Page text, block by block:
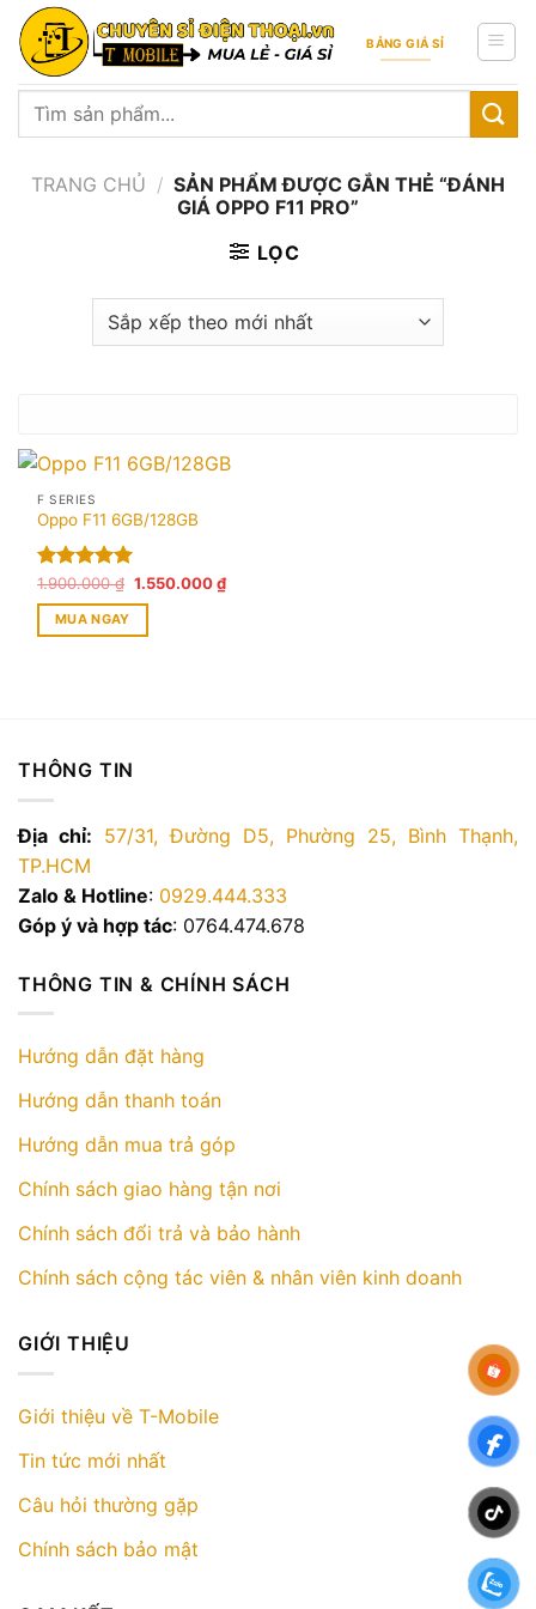
Skip
content
BẢNG GIÁ SỈ
Tìm
TRANG CHỦ / SẢN PHẨM ĐƯỢC GẮN THẺ “ĐÁNH
GIÁ OPPO F11 PRO”
LỌC
F SERIES
Oppo F11 6GB/128GB
Được xếp
hạng5.00
5 sao
1.900.000₫ Giá
1.550.000₫Giá
hiện
MUA NGAY
THÔNG TIN
Địa chỉ: 57/31, Đường D5, Phường 25, Bình Thạnh,
TP.HCM
Zalo & Hotline: 0929.444.333
Góp ý và hợp tác: 0764.474.678
THÔNG TIN & CHÍNH SÁCH
Hướng dẫn đặt hàng
Hướng dẫn thanh toán
Hướng dẫn mua trả góp
Chính sách giao hàng tận nơi
Chính sách đổi trả và bảo hành
Chính sách cộng tác viên & nhân viên kinh doanh
GIỚI THIỆU
Giới thiệu về T-Mobile
Tin tức mới nhất
Câu hỏi thường gặp
Chính sách bảo mật